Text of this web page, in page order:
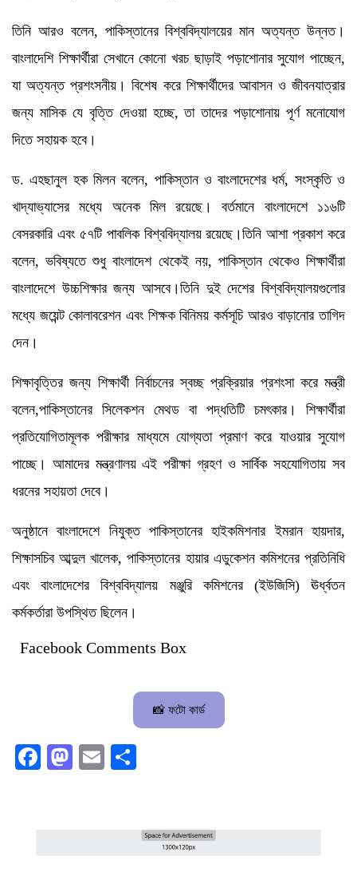
তিনি আরও বলেন, পাকিস্তানের বিশ্ববিদ্যালয়ের মান অত্যন্ত উন্নত।
বাংলাদেশি শিক্ষার্থীরা সেখানে কোনো খরচ ছাড়াই পড়াশোনার সুযোগ পাচ্ছেন,
যা অত্যন্ত প্রশংসনীয়। বিশেষ করে শিক্ষার্থীদের আবাসন ও জীবনযাত্রার
জন্য মাসিক যে বৃত্তি দেওয়া হচ্ছে, তা তাদের পড়াশোনায় পূর্ণ মনোযোগ
দিতে সহায়ক হবে।
ড. এহছানুল হক মিলন বলেন, পাকিস্তান ও বাংলাদেশের ধর্ম, সংস্কৃতি ও
খাদ্যাভ্যাসের মধ্যে অনেক মিল রয়েছে। বর্তমানে বাংলাদেশে ১১৬টি
বেসরকারি এবং ৫৭টি পাবলিক বিশ্ববিদ্যালয় রয়েছে।তিনি আশা প্রকাশ করে
বলেন, ভবিষ্যতে শুধু বাংলাদেশ থেকেই নয়, পাকিস্তান থেকেও শিক্ষার্থীরা
বাংলাদেশে উচ্চশিক্ষার জন্য আসবে।তিনি দুই দেশের বিশ্ববিদ্যালয়গুলোর
মধ্যে জয়েন্ট কোলাবরেশন এবং শিক্ষক বিনিময় কর্মসূচি আরও বাড়ানোর তাগিদ
দেন।
শিক্ষাবৃত্তির জন্য শিক্ষার্থী নির্বাচনের স্বচ্ছ প্রক্রিয়ার প্রশংসা করে মন্ত্রী
বলেন,পাকিস্তানের সিলেকশন মেথড বা পদ্ধতিটি চমৎকার। শিক্ষার্থীরা
প্রতিযোগিতামূলক পরীক্ষার মাধ্যমে যোগ্যতা প্রমাণ করে যাওয়ার সুযোগ
পাচ্ছে। আমাদের মন্ত্রণালয় এই পরীক্ষা গ্রহণ ও সার্বিক সহযোগিতায় সব
ধরনের সহায়তা দেবে।
অনুষ্ঠানে বাংলাদেশে নিযুক্ত পাকিস্তানের হাইকমিশনার ইমরান হায়দার,
শিক্ষাসচিব আব্দুল খালেক, পাকিস্তানের হায়ার এডুকেশন কমিশনের প্রতিনিধি
এবং বাংলাদেশের বিশ্ববিদ্যালয় মঞ্জুরি কমিশনের (ইউজিসি) ঊর্ধ্বতন
কর্মকর্তারা উপস্থিত ছিলেন।
Facebook Comments Box
📸 ফটো কার্ড
Facebook
Mastodon
Email